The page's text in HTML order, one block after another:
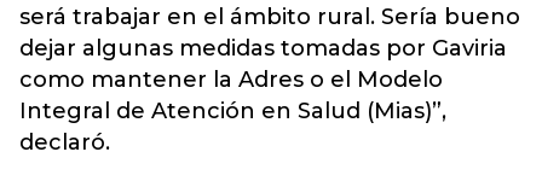
será trabajar en el ámbito rural. Sería bueno
dejar algunas medidas tomadas por Gaviria
como mantener la Adres o el Modelo
Integral de Atención en Salud (Mias)”,
declaró.